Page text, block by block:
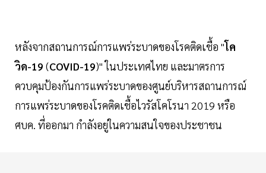
หลังจากสถานการณ์การแพร่ระบาดของโรคติดเชื้อ "โค
วิด-19 (COVID-19)" ในประเทศไทย และมาตรการ
ควบคุมป้องกันการแพร่ระบาดของศูนย์บริหารสถานการณ์
การแพร่ระบาดของโรคติดเชื้อไวรัสโคโรนา 2019 หรือ
ศบค. ที่ออกมา กำลังอยู่ในความสนใจของประชาชน